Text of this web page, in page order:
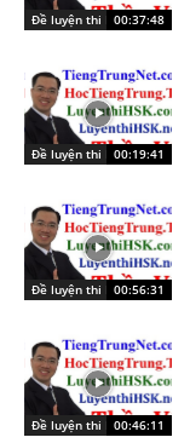
Đề luyện thi HSK00:37:48
Đề luyện thi HSK00:19:41
Đề luyện thi HSK00:56:31
Đề luyện thi HSK00:46:11